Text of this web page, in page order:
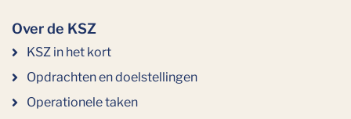
Over de KSZ
KSZ in het kort
Opdrachten en doelstellingen
Operationele taken